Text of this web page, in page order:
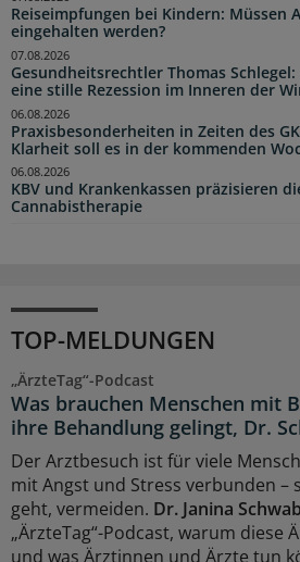
Reiseimpfungen bei Kindern: Müssen
eingehalten werden?
Gesundheitsrechtler Thomas
eine stille Rezession im Inneren der
07.08.2026
Praxisbesonderheiten in Zeiten des
Klarheit soll es in der kommenden
06.08.2026
KBV und Krankenkassen präzisieren
Cannabistherapie
06.08.2026
TOP-MELDUNGEN
„ÄrzteTag“-Podcast
Was brauchen Menschen mit
ihre Behandlung gelingt, Dr.
Der Arztbesuch ist für viele
mit Angst und Stress verbunden –
geht, vermeiden. Dr. Janina
„ÄrzteTag“-Podcast, warum diese
und was Ärztinnen und Ärzte tun